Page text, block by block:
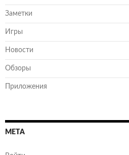
Заметки
Игры
Новости
Обзоры
Приложения
МЕТА